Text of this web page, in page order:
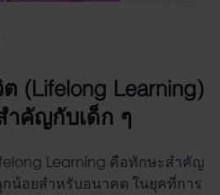
(Lifelong Learning)
ำคัญกับเด็ก ๆ
Learning คือทักษะสำคัญ
น้อยสำหรับอนาคต ในยุคที่การ